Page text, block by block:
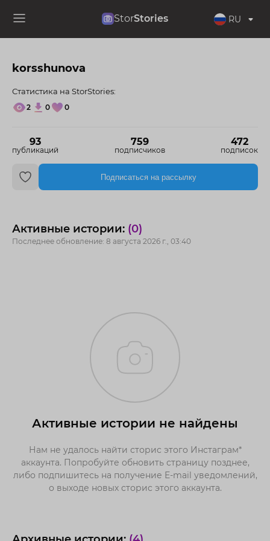
StorStories RU
korsshunova
93
публикаций
759
подписчиков
472
подписок
Статистика на StorStories:
2 0 0
Подписаться на рассылку
Активные истории: (0)
Последнее обновление: 8 августа 2026 г., 03:40
Активные истории не найдены
Нам не удалось найти сторис этого Инстаграм*
аккаунта. Попробуйте обновить страницу позднее,
либо подпишитесь на получение E-mail уведомлений,
о выходе новых сторис этого аккаунта.